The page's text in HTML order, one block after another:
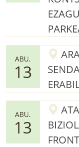
ABU.
13
ABU.
13